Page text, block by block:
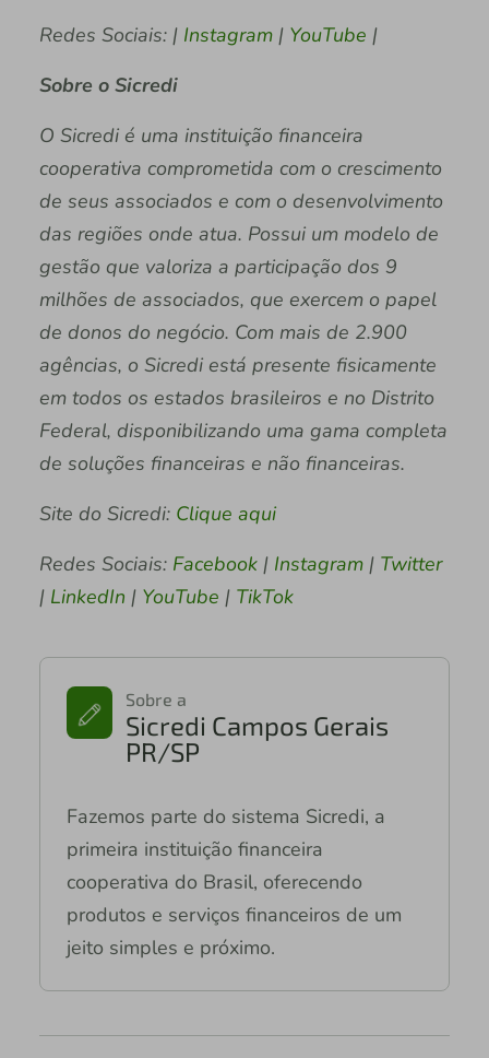
Redes Sociais: | Instagram | YouTube |
Sobre o Sicredi
O Sicredi é uma instituição financeira
cooperativa comprometida com o crescimento
de seus associados e com o desenvolvimento
das regiões onde atua. Possui um modelo de
gestão que valoriza a participação dos 9
milhões de associados, que exercem o papel
de donos do negócio. Com mais de 2.900
agências, o Sicredi está presente fisicamente
em todos os estados brasileiros e no Distrito
Federal, disponibilizando uma gama completa
de soluções financeiras e não financeiras.
Site do Sicredi: Clique aqui
Redes Sociais: Facebook | Instagram | Twitter
| LinkedIn | YouTube | TikTok
Sobre a
Sicredi Campos Gerais
PR/SP
Fazemos parte do sistema Sicredi, a
primeira instituição financeira
cooperativa do Brasil, oferecendo
produtos e serviços financeiros de um
jeito simples e próximo.